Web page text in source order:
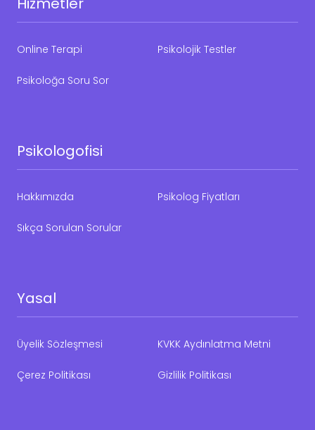
Online Terapi Psikolojik Testler
Psikoloğa Soru Sor
Psikologofisi
Hakkımızda Psikolog Fiyatları
Sıkça Sorulan Sorular
Yasal
Üyelik Sözleşmesi KVKK Aydınlatma Metni
Çerez Politikası Gizlilik Politikası